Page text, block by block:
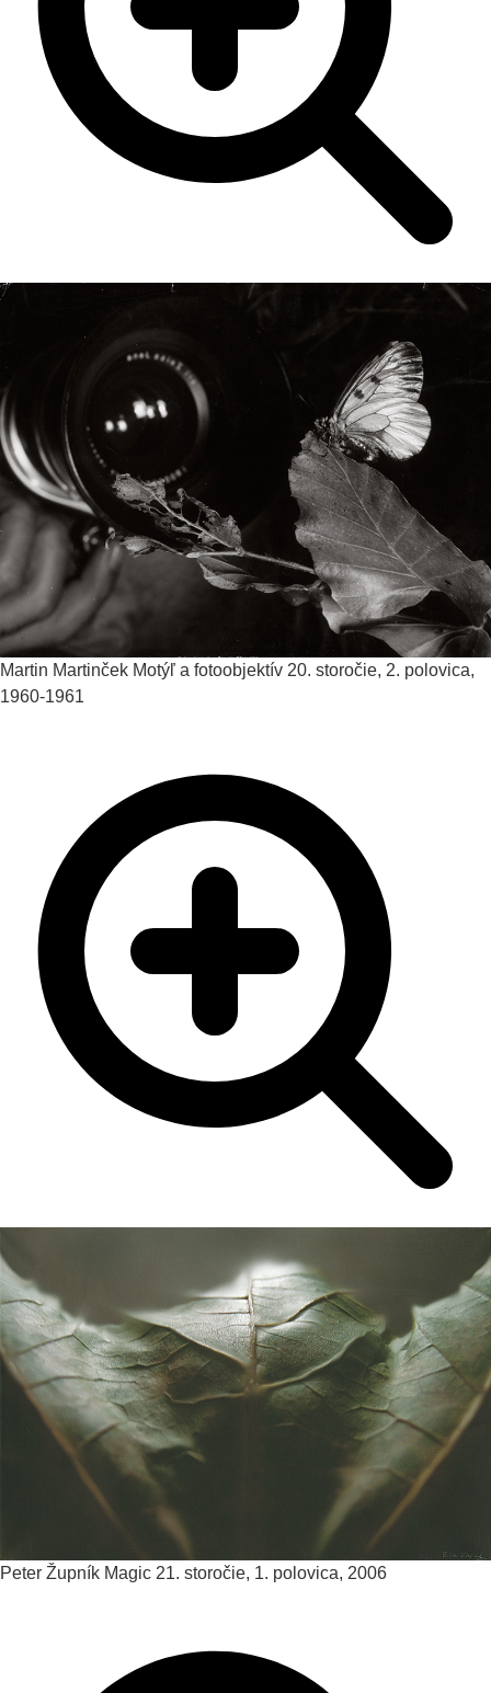
Martin Martinček Motýľ a fotoobjektív 20. storočie, 2. polovica,
1960-1961
Peter Župník Magic 21. storočie, 1. polovica, 2006